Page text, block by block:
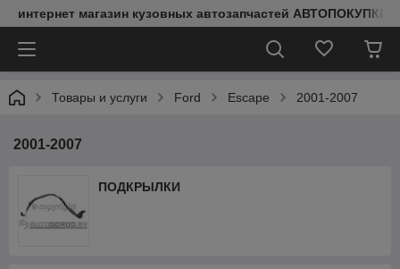
интернет магазин кузовных автозапчастей АВТОПОКУПКИ
Товары и услуги Ford Escape 2001-2007
2001-2007
ПОДКРЫЛКИ